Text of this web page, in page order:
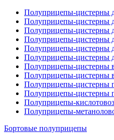
Полуприцепы-цистерны
Полуприцепы-цистерны
Полуприцепы-цистерны
Полуприцепы-цистерны
Полуприцепы-цистерны
Полуприцепы-цистерны
Полуприцепы-цистерны
Полуприцепы-цистерны
Полуприцепы-цистерны
Полуприцепы-цистерны
Полуприцепы-
Полуприцепы-
Бортовые полуприцепы